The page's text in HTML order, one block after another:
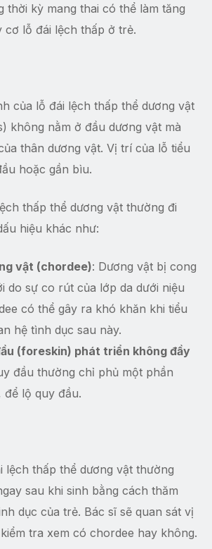
thời kỳ mang thai có thể làm tăng
cơ lỗ đái lệch thấp ở trẻ.
của lỗ đái lệch thấp thể dương vật
không nằm ở đầu dương vật mà
thân dương vật. Vị trí của lỗ tiểu
hoặc gần bìu.
thấp thể dương vật thường đi
hiệu khác như:
vật (chordee): Dương vật bị cong
do sự co rút của lớp da dưới niệu
có thể gây ra khó khăn khi tiểu
hệ tình dục sau này.
(foreskin) phát triển không đầy
đầu thường chỉ phủ một phần
để lộ quy đầu.
lệch thấp thể dương vật thường
sau khi sinh bằng cách thăm
dục của trẻ. Bác sĩ sẽ quan sát vị
tra xem có chordee hay không.